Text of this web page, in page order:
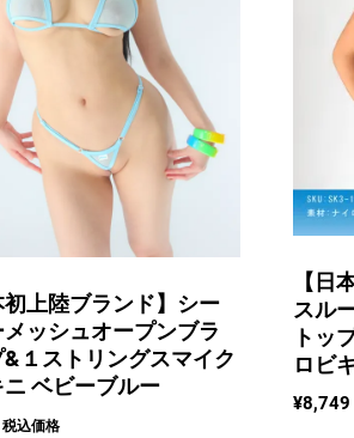
初上陸ブランド】シー
メッシュオープンブラ
&１ストリングスマイク
ニ ベビーブルー
税込価格
【日
スル
トッ
ロビ
¥8,749